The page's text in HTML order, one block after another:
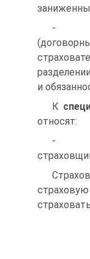
-
и
К
относят:
-